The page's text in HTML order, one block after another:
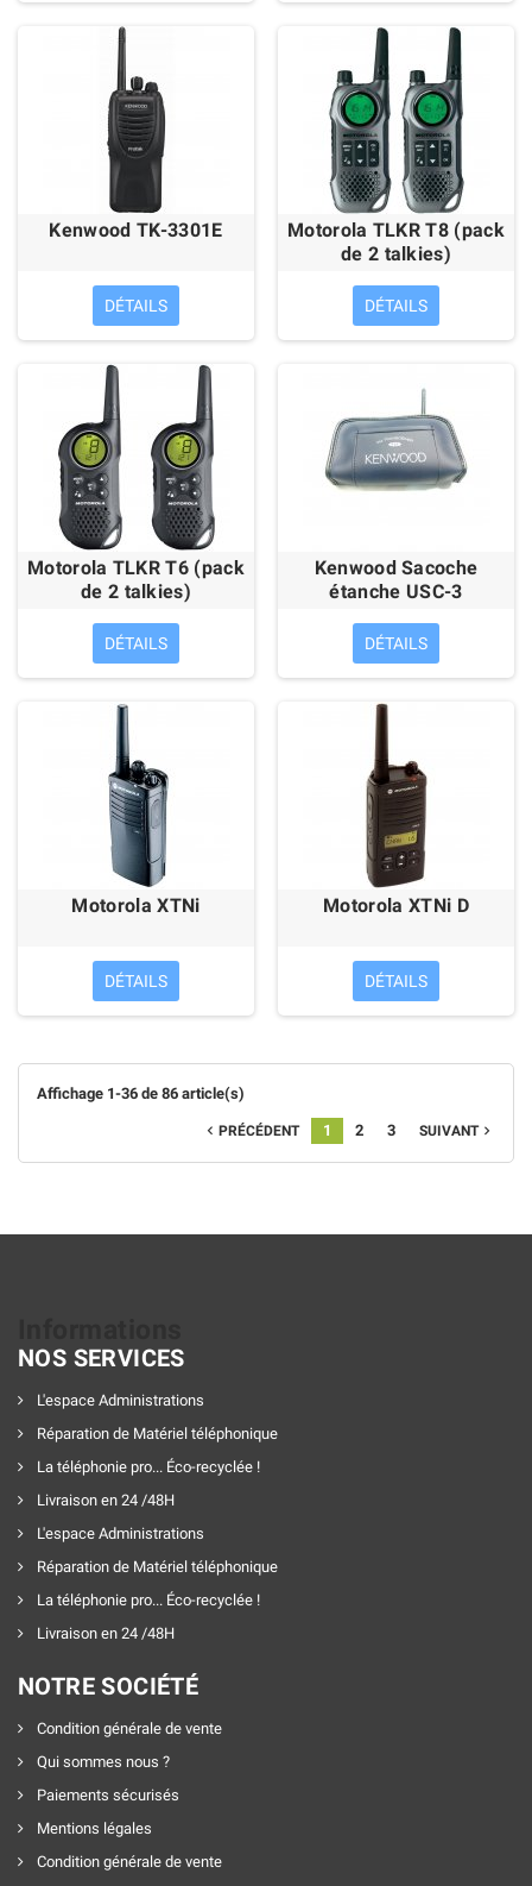
Kenwood TK-3301E
DÉTAILS
Motorola TLKR T8 (pack
de 2 talkies)
DÉTAILS
Motorola TLKR T6 (pack
de 2 talkies)
DÉTAILS
Kenwood Sacoche
étanche USC-3
DÉTAILS
Motorola XTNi
DÉTAILS
Motorola XTNi D
DÉTAILS
Affichage 1-36 de 86 article(s)
 PRÉCÉDENT 1 2 3 SUIVANT
NOS SERVICES
L'espace Administrations
Réparation de Matériel téléphonique
La téléphonie pro... Éco-recyclée !
Livraison en 24 /48H
L'espace Administrations
Réparation de Matériel téléphonique
La téléphonie pro... Éco-recyclée !
Livraison en 24 /48H
NOTRE SOCIÉTÉ
Condition générale de vente
Qui sommes nous ?
Paiements sécurisés
Mentions légales
Condition générale de vente